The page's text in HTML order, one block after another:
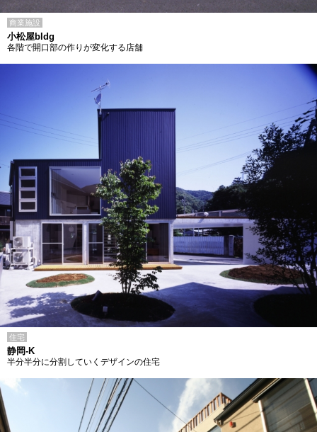
商業施設
小松屋bldg
各階で開口部の作りが変化する店舗
住宅
静岡-K
半分半分に分割していくデザインの住宅